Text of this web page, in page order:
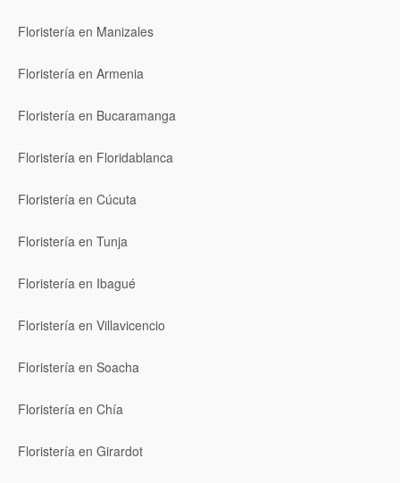
Floristería en Manizales
Floristería en Armenia
Floristería en Bucaramanga
Floristería en Floridablanca
Floristería en Cúcuta
Floristería en Tunja
Floristería en Ibagué
Floristería en Villavicencio
Floristería en Soacha
Floristería en Chía
Floristería en Girardot